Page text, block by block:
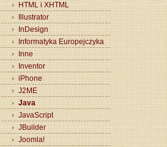
HTML i XHTML
Illustrator
InDesign
Informatyka Europejczyka
Inne
Inventor
iPhone
J2ME
Java
JavaScript
JBuilder
Joomla!